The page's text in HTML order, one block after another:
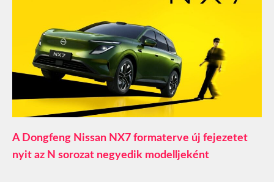
A Dongfeng Nissan NX7 formaterve új fejezetet
nyit az N sorozat negyedik modelljeként